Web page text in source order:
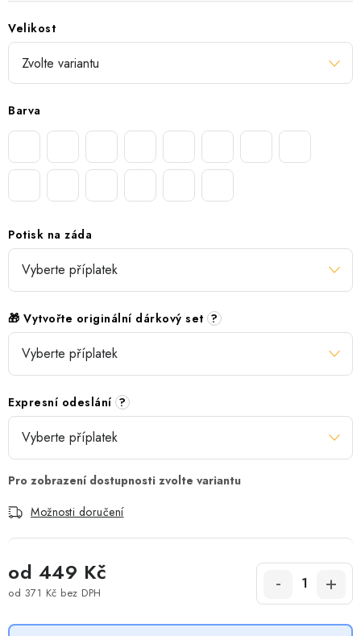
Velikost
Barva
Potisk na záda
🎁 Vytvořte originální dárkový set ?
Expresní odeslání ?
Možnosti doručení
od 449 Kč
od 371 Kč bez DPH